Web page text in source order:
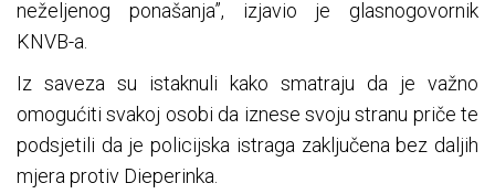
neželjenog ponašanja”, izjavio je glasnogovornik
KNVB-a.
Iz saveza su istaknuli kako smatraju da je važno
omogućiti svakoj osobi da iznese svoju stranu priče te
podsjetili da je policijska istraga zaključena bez daljih
mjera protiv Dieperinka.